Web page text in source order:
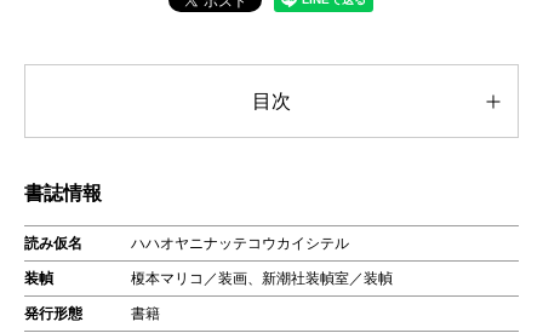
目次
書誌情報
読み仮名 ハハオヤニナッテコウカイシテル
装幀 榎本マリコ／装画、新潮社装幀室／装幀
発行形態 書籍